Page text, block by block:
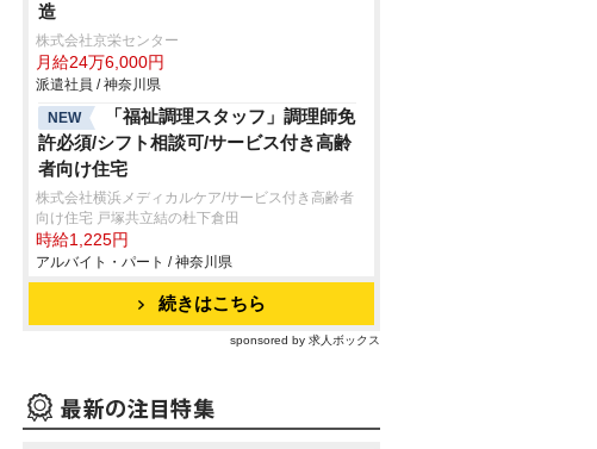
造
株式会社京栄センター
月給24万6,000円
派遣社員 / 神奈川県
NEW
「福祉調理スタッフ」調理師免
許必須/シフト相談可/サービス付き高齢
者向け住宅
株式会社横浜メディカルケア/サービス付き高齢者
向け住宅 戸塚共立結の杜下倉田
時給1,225円
アルバイト・パート / 神奈川県
続きはこちら
sponsored by 求人ボックス